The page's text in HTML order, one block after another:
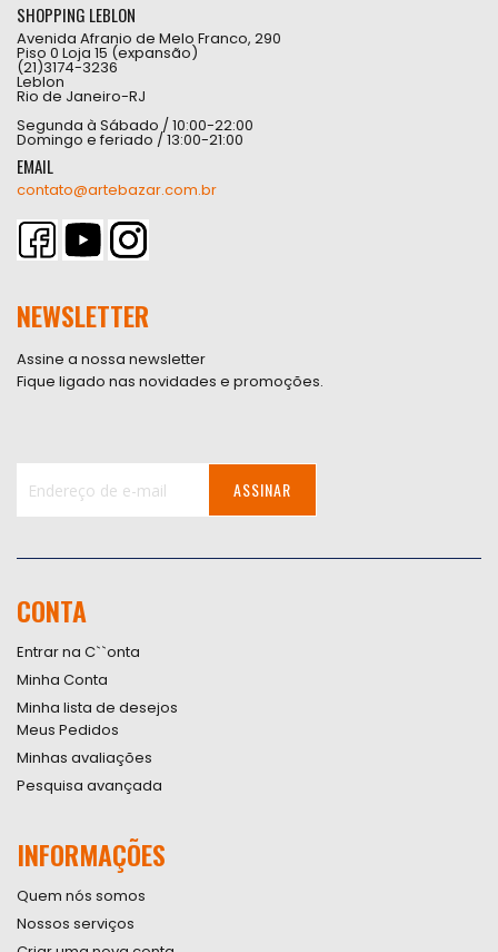
SHOPPING LEBLON
Avenida Afranio de Melo Franco, 290
Piso 0 Loja 15 (expansão)
(21)3174-3236
Leblon
Rio de Janeiro-RJ
Segunda à Sábado / 10:00-22:00
Domingo e feriado / 13:00-21:00
EMAIL
contato@artebazar.com.br
NEWSLETTER
Assine a nossa newsletter
Fique ligado nas novidades e promoções.
Newsletter:
ASSINAR
CONTA
Entrar na C``onta
Minha Conta
Minha lista de desejos
Meus Pedidos
Minhas avaliações
Pesquisa avançada
INFORMAÇÕES
Quem nós somos
Nossos serviços